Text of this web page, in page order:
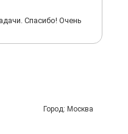
Спасибо! Очень
Город: Москва